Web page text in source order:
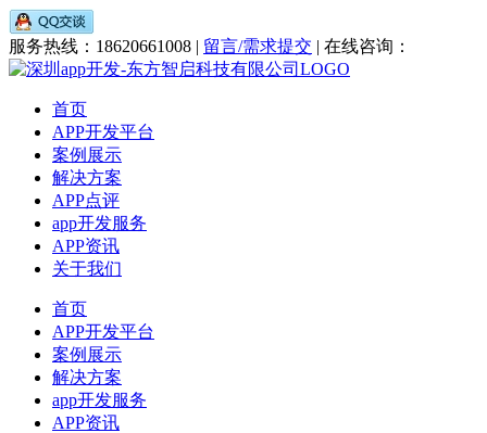
服务热线：18620661008 | 留言/需求提交 | 在线咨询：
首页
APP开发平台
案例展示
解决方案
APP点评
app开发服务
APP资讯
关于我们
首页
APP开发平台
案例展示
解决方案
app开发服务
APP资讯